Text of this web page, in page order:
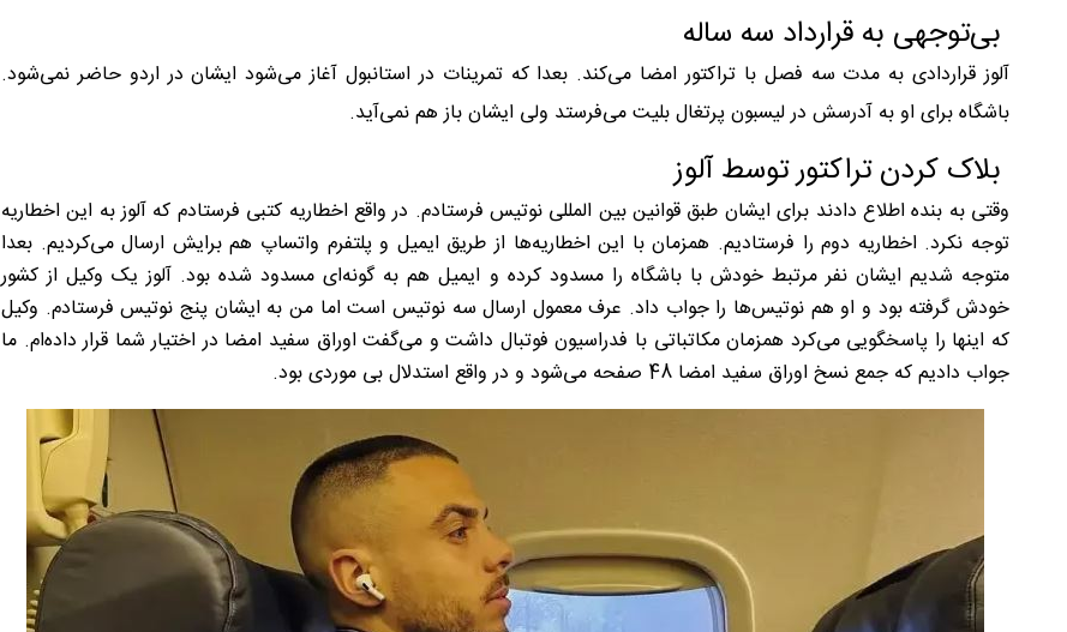
بی‌توجهی به قرارداد سه ساله
آلوز قراردادی به مدت سه فصل با تراکتور امضا می‌کند. بعدا که تمرینات در استانبول آغاز می‌شود ایشان در اردو حاضر نمی‌شود.
باشگاه برای او به آدرسش در لیسبون پرتغال بلیت می‌فرستد ولی ایشان باز هم نمی‌آید.
بلاک کردن تراکتور توسط آلوز
وقتی به بنده اطلاع دادند برای ایشان طبق قوانین بین المللی نوتیس فرستادم. در واقع اخطاریه کتبی فرستادم که آلوز به این اخطاریه
توجه نکرد. اخطاریه دوم را فرستادیم. همزمان با این اخطاریه‌ها از طریق ایمیل و پلتفرم واتساپ هم برایش ارسال می‌کردیم. بعدا
متوجه شدیم ایشان نفر مرتبط خودش با باشگاه را مسدود کرده و ایمیل هم به گونه‌ای مسدود شده بود. آلوز یک وکیل از کشور
خودش گرفته بود و او هم نوتیس‌ها را جواب داد. عرف معمول ارسال سه نوتیس است اما من به ایشان پنج نوتیس فرستادم. وکیل
که اینها را پاسخگویی می‌کرد همزمان مکاتباتی با فدراسیون فوتبال داشت و می‌گفت اوراق سفید امضا در اختیار شما قرار داده‌ام. ما
جواب دادیم که جمع نسخ اوراق سفید امضا 48 صفحه می‌شود و در واقع استدلال بی موردی بود.